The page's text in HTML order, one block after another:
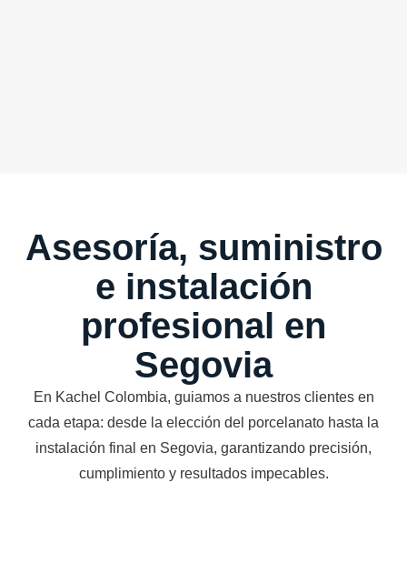
Asesoría, suministro
e instalación
profesional en
Segovia
En Kachel Colombia, guiamos a nuestros clientes en
cada etapa: desde la elección del porcelanato hasta la
instalación final en Segovia, garantizando precisión,
cumplimiento y resultados impecables.